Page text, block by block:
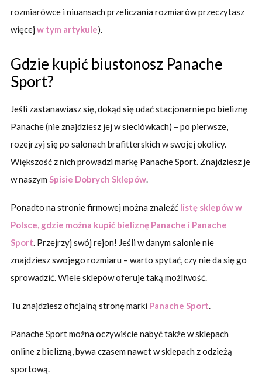
rozmiarówce i niuansach przeliczania rozmiarów przeczytasz
więcej w tym artykule).
Gdzie kupić biustonosz Panache
Sport?
Jeśli zastanawiasz się, dokąd się udać stacjonarnie po bieliznę
Panache (nie znajdziesz jej w sieciówkach) – po pierwsze,
rozejrzyj się po salonach brafitterskich w swojej okolicy.
Większość z nich prowadzi markę Panache Sport. Znajdziesz je
w naszym Spisie Dobrych Sklepów.
Ponadto na stronie firmowej można znaleźć listę sklepów w
Polsce, gdzie można kupić bieliznę Panache i Panache
Sport . Przejrzyj swój rejon! Jeśli w danym salonie nie
znajdziesz swojego rozmiaru – warto spytać, czy nie da się go
sprowadzić. Wiele sklepów oferuje taką możliwość.
Tu znajdziesz oficjalną stronę marki Panache Sport
Panache Sport można oczywiście nabyć także w sklepach
online z bielizną, bywa czasem nawet w sklepach z odzieżą
sportową.